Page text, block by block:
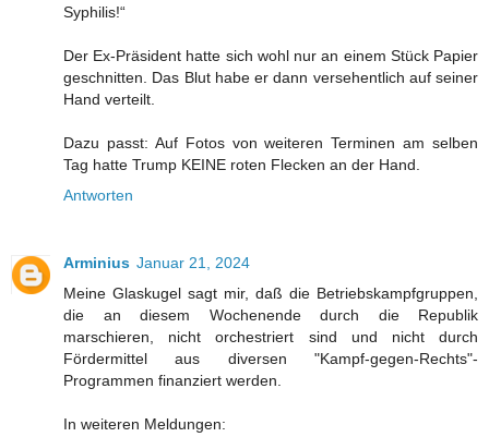
Syphilis!“
Der Ex-Präsident hatte sich wohl nur an einem Stück Papier
geschnitten. Das Blut habe er dann versehentlich auf seiner
Hand verteilt.
Dazu passt: Auf Fotos von weiteren Terminen am selben
Tag hatte Trump KEINE roten Flecken an der Hand.
Antworten
Arminius Januar 21, 2024
Meine Glaskugel sagt mir, daß die Betriebskampfgruppen,
die an diesem Wochenende durch die Republik
marschieren, nicht orchestriert sind und nicht durch
Fördermittel aus diversen "Kampf-gegen-Rechts"-
Programmen finanziert werden.
In weiteren Meldungen: